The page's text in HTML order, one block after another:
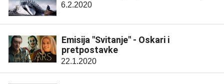
6.2.2020
Emisija "Svitanje" - Oskari i
pretpostavke
22.1.2020